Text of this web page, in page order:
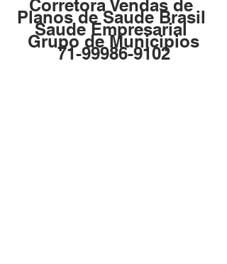
Corretora Vendas de
Planos de Saude Brasil
Saude Empresarial
Grupo de Municipios
71-99986-9102